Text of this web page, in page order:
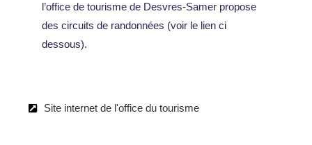
l’office de tourisme de Desvres-Samer propose
des circuits de randonnées (voir le lien ci
dessous).
Site internet de l'office du tourisme